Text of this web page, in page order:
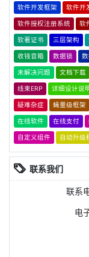
软件开发框架 软件开
软件授权注册系统 软
软著证书 三层架构
收钱音箱 数据锁
未解决问题 文档下载
线束ERP 详细设计说
疑难杂症 蝇量级框架
在线软件 在线支付
自定义组件 自动升级
联系我们
联系
电